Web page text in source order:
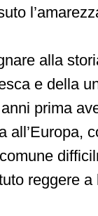
alla
e della
prima
all’Europa,
reggere a